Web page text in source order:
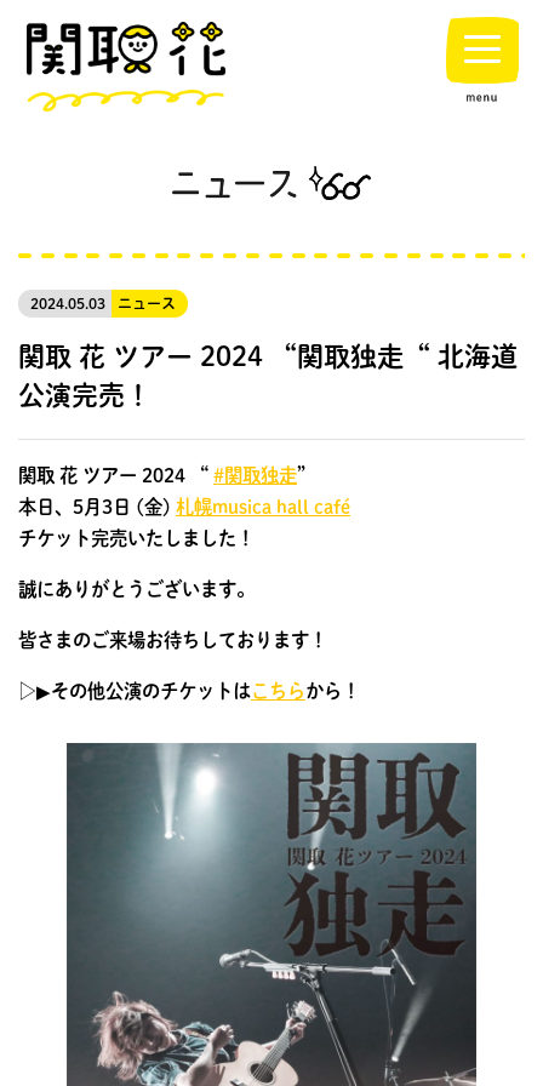
2024.05.03 ニュース
関取 花 ツアー 2024 “関取独走“ 北海道
公演完売！
関取 花 ツアー 2024 “#関取独走”
本日、5月3日 (金) 札幌musica hall café
チケット完売いたしました！
誠にありがとうございます。
皆さまのご来場お待ちしております！
▷▶︎その他公演のチケットはこちらから！